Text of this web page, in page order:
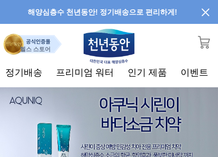
해양심층수 천년동안! 정기배송으로 편리하게!
헬스 스토어
정기배송 프리미엄 워터 인기 제품 이벤트